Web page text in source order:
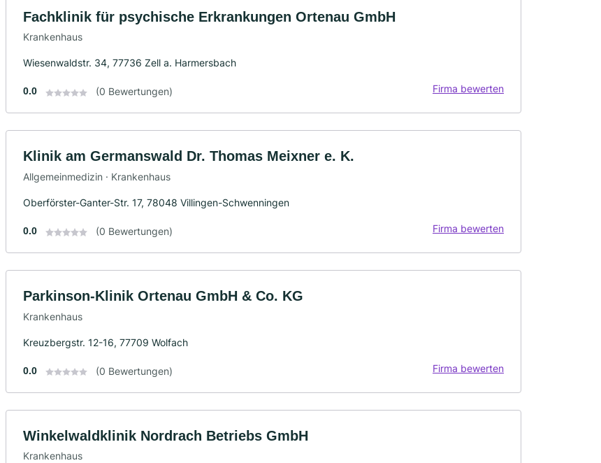
Fachklinik für psychische Erkrankungen Ortenau GmbH
Krankenhaus
Wiesenwaldstr. 34, 77736 Zell a. Harmersbach
0.0 (0 Bewertungen) Firma bewerten
Klinik am Germanswald Dr. Thomas Meixner e. K.
Allgemeinmedizin · Krankenhaus
Oberförster-Ganter-Str. 17, 78048 Villingen-Schwenningen
0.0 (0 Bewertungen) Firma bewerten
Parkinson-Klinik Ortenau GmbH & Co. KG
Krankenhaus
Kreuzbergstr. 12-16, 77709 Wolfach
0.0 (0 Bewertungen) Firma bewerten
Winkelwaldklinik Nordrach Betriebs GmbH
Krankenhaus